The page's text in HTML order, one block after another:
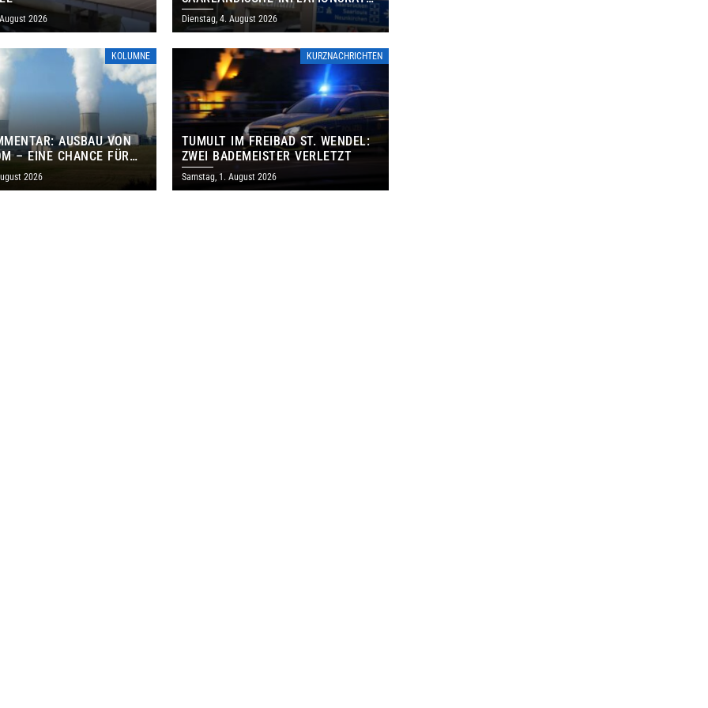
2026
IM JULI AUF 3,2 PROZENT
Dienstag, 4. August 2026
KOLUMNE
AUSBAU VON
– EINE CHANCE FÜR
UND DAS SAARLAND
2026
KURZNACHRICHTEN
TUMULT IM FREIBAD ST. WENDEL:
ZWEI BADEMEISTER VERLETZT
Samstag, 1. August 2026